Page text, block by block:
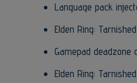
Language pack
Elden Ring:
Gamepad
Elden Ring: